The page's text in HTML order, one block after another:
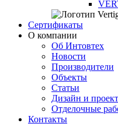
Сертификаты
О компании
Об Интовтех
Новости
Производители
Объекты
Статьи
Дизайн и
Отделочные
Контакты